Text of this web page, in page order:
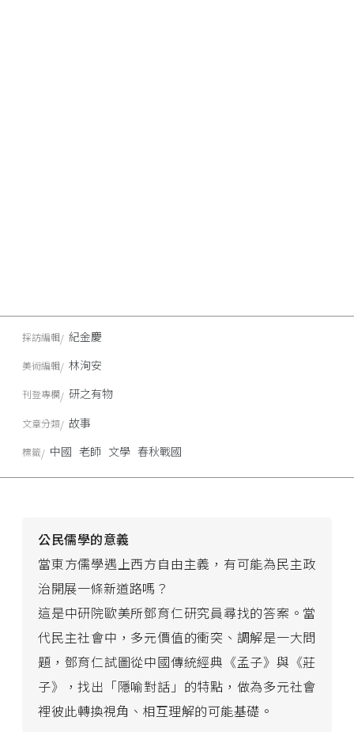
公民儒學的意義
當東方儒學遇上西方自由主義，有可能為民主政
治開展一條新道路嗎？
這是中研院歐美所鄧育仁研究員尋找的答案。當
代民主社會中，多元價值的衝突、調解是一大問
題，鄧育仁試圖從中國傳統經典《孟子》與《莊
子》，找出「隱喻對話」的特點，做為多元社會
裡彼此轉換視角、相互理解的可能基礎。
採訪編輯 紀金慶
美術編輯 林洵安
刊登專欄 研之有物
文章分類 故事
標籤 中國 老師 文學 春秋戰國